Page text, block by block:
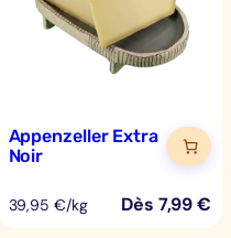
Appenzeller Extra
Noir
39,95 €/kg Dès 7,99€